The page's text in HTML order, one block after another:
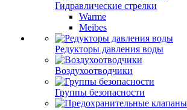
Гидравлические стрелки
Warme
Meibes
Редукторы давления воды
Воздухоотводчики
Группы безопасности